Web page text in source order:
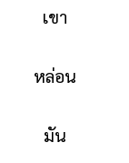
เขา
หล่อน
มัน